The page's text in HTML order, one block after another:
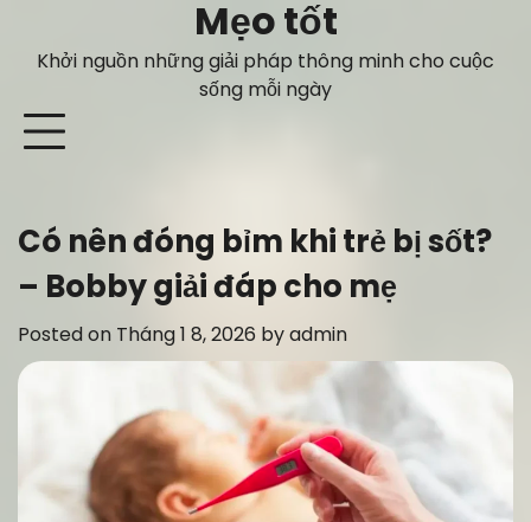
content
Mẹo tốt
Khởi nguồn những giải pháp thông minh cho cuộc
sống mỗi ngày
Có nên đóng bỉm khi trẻ bị sốt?
– Bobby giải đáp cho mẹ
Posted on Tháng 1 8, 2026 byadmin